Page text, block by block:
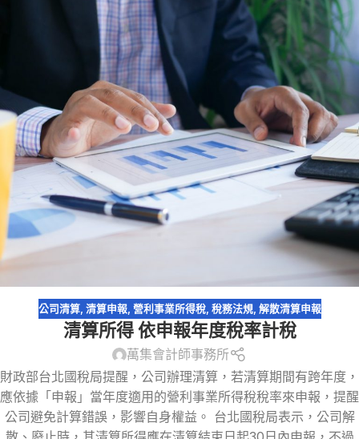
公司清算, 清算申報, 營利事業所得稅, 稅務法規, 解散清算申報
清算所得 依申報年度稅率計稅
萬集會計師事務所
財政部台北國稅局提醒，公司辦理清算，若清算期間有跨年度，
應依據「申報」當年度適用的營利事業所得稅稅率來申報，提醒
公司避免計算錯誤，影響自身權益。 台北國稅局表示，公司解